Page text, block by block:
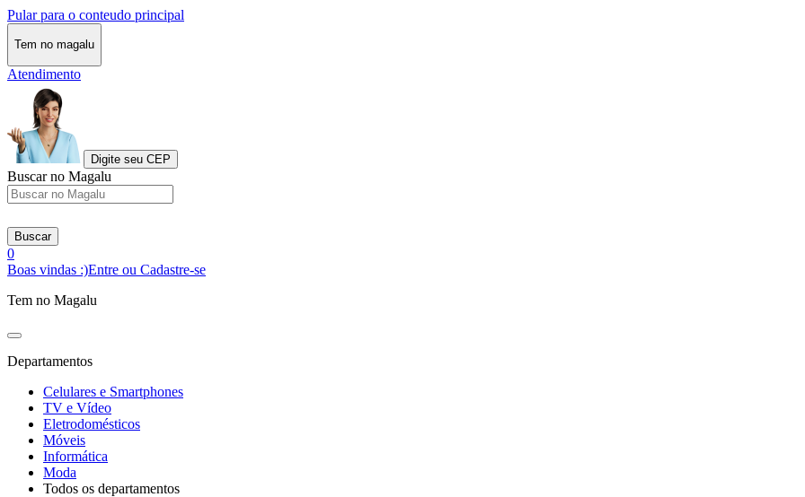
Pular para o conteudo principal
Tem no magalu
Atendimento
Digite seu CEP
Buscar no Magalu
Buscar
0
Boas vindas :)Entre ou Cadastre-se
Tem no Magalu
Departamentos
Celulares e Smartphones
TV e Vídeo
Eletrodomésticos
Móveis
Informática
Moda
Todos os departamentos